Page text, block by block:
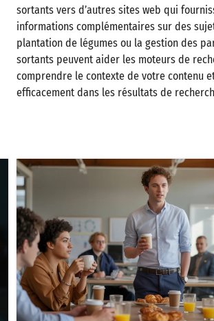
sortants vers d’autres sites web qui
informations complémentaires sur des
plantation de légumes ou la gestion des
sortants peuvent aider les moteurs de
comprendre le contexte de votre contenu
efficacement dans les résultats de